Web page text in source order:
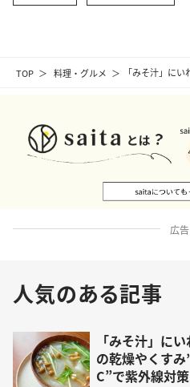
TOP 料理・グルメ 「みそ汁」に
広告
人気のある記事
「みそ汁」に
の乾燥やくす
C”で紫外線対策